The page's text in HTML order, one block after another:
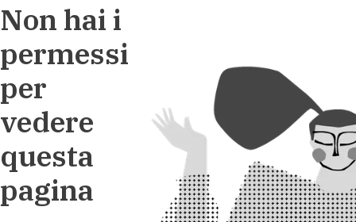
Non hai i
permessi
per
vedere
questa
pagina